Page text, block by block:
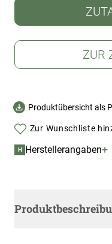
ZUR
Produktübersicht als
Zur Wunschliste
H Herstellerangaben+